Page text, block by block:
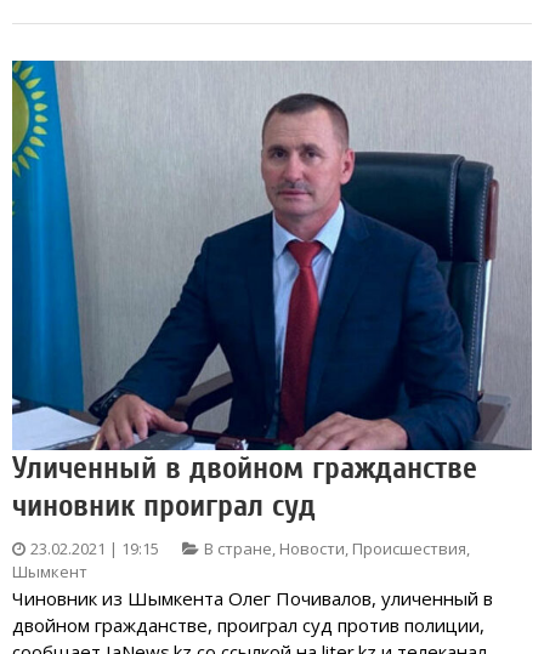
Уличенный в двойном гражданстве
чиновник проиграл суд
23.02.2021 | 19:15 В стране, Новости, Происшествия,
Шымкент
Чиновник из Шымкента Олег Почивалов, уличенный в
двойном гражданстве, проиграл суд против полиции,